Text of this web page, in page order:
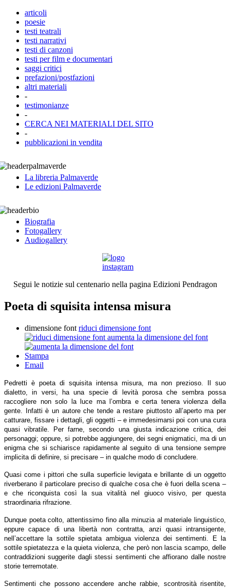
articoli
poesie
testi teatrali
testi narrativi
testi di canzoni
testi per film e documentari
saggi critici
prefazioni/postfazioni
altri materiali
-
testimonianze
-
CERCA NEI MATERIALI DEL SITO
-
pubblicazioni in vendita
La libreria Palmaverde
Le edizioni Palmaverde
Biografia
Fotogallery
Audiogallery
Segui le notizie sul centenario nella pagina Edizioni Pendragon
Poeta di squisita intensa misura
dimensione font riduci dimensione font
aumenta la dimensione del font
Stampa
Email
Pedretti è poeta di squisita intensa misura, ma non prezioso. Il suo
dialetto, in versi, ha una specie di levità porosa che sembra possa
raccogliere non solo la luce ma l’ombra e certa tenera violenza della
gente. Infatti è un autore che tende a restare piuttosto all’aperto ma per
catturare, fissare i dettagli, gli oggetti – e immedesimarsi poi con una cura
quasi vibratile. Per farne, secondo una giusta indicazione critica, dei
personaggi; oppure, si potrebbe aggiungere, dei segni enigmatici, ma di un
enigma che si schiarisce rapidamente al seguito di una tensione sempre
implicita di definire, si precisare – in qualche modo di concludere.
Quasi come i pittori che sulla superficie levigata e brillante di un oggetto
riverberano il particolare preciso di qualche cosa che è fuori della scena –
e che riconquista così la sua vitalità nel giuoco visivo, per questa
straordinaria rifrazione.
Dunque poeta colto, attentissimo fino alla minuzia al materiale linguistico,
eppure capace di una libertà non contratta, anzi quasi intransigente,
nell’accettare la sottile spietata ambigua violenza dei sentimenti. E la
sottile spietatezza e la quieta violenza, che però non lascia scampo, delle
contraddizioni suggerite dagli stessi sentimenti che affiorano dalle nostre
storie terremotate.
Sentimenti che possono accendere anche rabbie, scontrosità risentite,